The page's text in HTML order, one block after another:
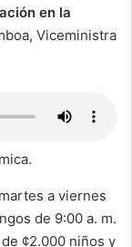
en la
Viceministra
a viernes
de 9:00 a. m.
¢2.000 niños y